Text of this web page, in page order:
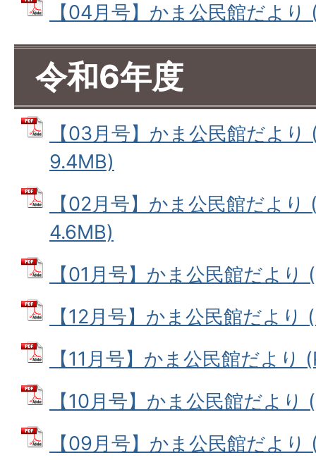
【04月号】かま公民館だよ
令和6年度
【03月号】かま公民館だよ
9.4MB)
【02月号】かま公民館だより
4.6MB)
【01月号】かま公民館だよ
【12月号】かま公民館だよ
【11月号】かま公民館だより
【10月号】かま公民館だよ
【09月号】かま公民館だよ